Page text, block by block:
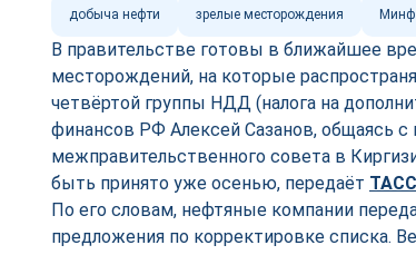
добыча нефти зрелые месторождения
В правительстве готовы в ближайшее
месторождений, на которые
четвёртой группы НДД (налога на
финансов РФ Алексей Сазанов, общаясь с
межправительственного совета в
быть принято уже осенью, передаёт ТАСС
По его словам, нефтяные компании
предложения по корректировке списка.